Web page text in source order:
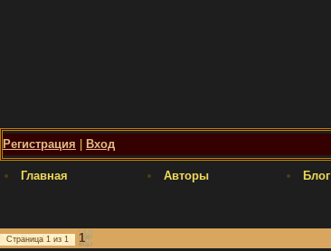
Регистрация Вход
Главная Авторы Блог
Страница 1 из 1
1